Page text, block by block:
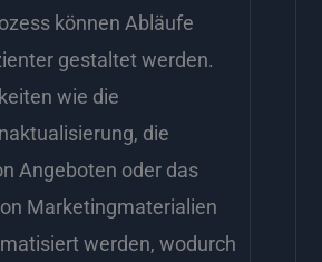
können Abläufe
gestaltet werden.
wie die
die
Angeboten oder das
Marketingmaterialien
werden, wodurch